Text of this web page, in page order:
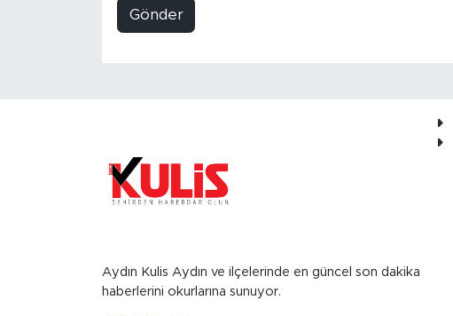
Gönder
Aydın Kulis Aydın ve ilçelerinde en güncel son dakika
haberlerini okurlarına sunuyor.